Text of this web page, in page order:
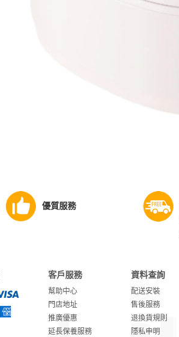
優質服務
客戶服務
幫助中心
門店地址
推廣優惠
延長保養服務
資料查詢
配送安裝
售後服務
退換貨規則
隱私申明